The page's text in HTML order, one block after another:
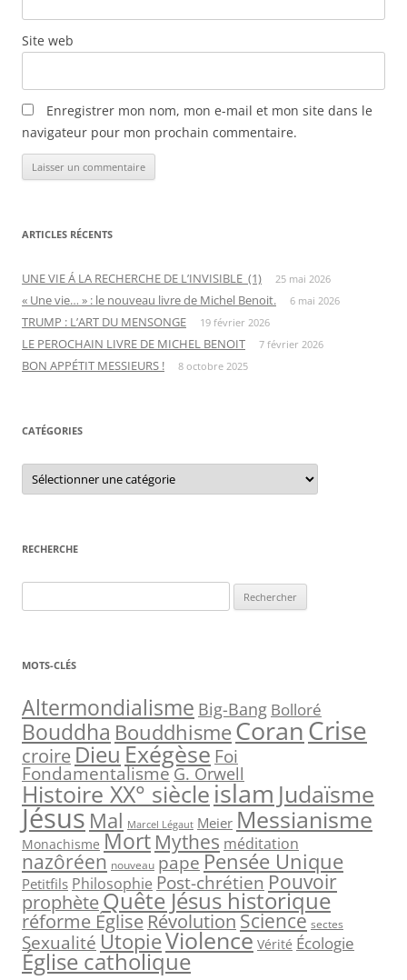
Site web
Enregistrer mon nom, mon e-mail et mon site dans le
navigateur pour mon prochain commentaire.
ARTICLES RÉCENTS
UNE VIE Á LA RECHERCHE DE L’INVISIBLE (1) 25 mai 2026
« Une vie… » : le nouveau livre de Michel Benoit. 6 mai 2026
TRUMP : L’ART DU MENSONGE 19 février 2026
LE PEROCHAIN LIVRE DE MICHEL BENOIT 7 février 2026
BON APPÉTIT MESSIEURS ! 8 octobre 2025
CATÉGORIES
C
t
r
i
s
RECHERCHE
e
h
r
c
h
e
r
:
MOTS-CLÉS
Altermondialisme Big-Bang Bolloré
Bouddha BouddhismeCoranCrise
croire DieuExégèse Foi
Fondamentalisme G. Orwell
Histoire XX° siècleislam Judaïsme
Jésus Mal Marcel Légaut Meier Messianisme
Monachisme Mort Mythes méditation
nazôréen nouveau papePensée Unique
Petitfils Philosophie Post-chrétien Pouvoir
prophèteQuête Jésus historique
réforme Église RévolutionScience sectes
Sexualité UtopieViolence Vérité Écologie
Église catholique